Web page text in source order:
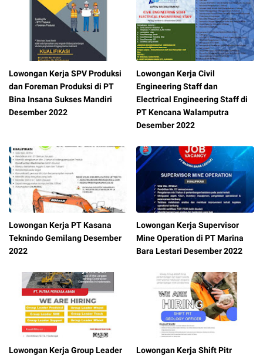
Lowongan Kerja SPV Produksi
dan Foreman Produksi di PT
Bina Insana Sukses Mandiri
Desember 2022
Lowongan Kerja Civil
Engineering Staff dan
Electrical Engineering Staff di
PT Kencana Walamputra
Desember 2022
Lowongan Kerja PT Kasana
Teknindo Gemilang Desember
2022
Lowongan Kerja Supervisor
Mine Operation di PT Marina
Bara Lestari Desember 2022
Lowongan Kerja Group Leader
Lowongan Kerja Shift Pitr